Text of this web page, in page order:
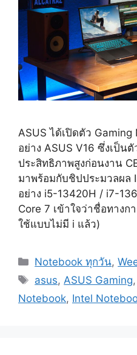
ASUS ได้เปิดตัว
อย่าง ASUS V16 ซึ่งเป็น
ประสิทธิภาพสูงก่อนงาน
มาพร้อมกับชิปประมวลผล
อย่าง i5-13420H / i7-
Core 7 เข้าใจว่าชื่อทางก
ใช้แบบไม่มี i แล้ว)
Categories
Notebook ทุกวัน,
Tags
asus, ASUS Gaming,
Notebook, Intel